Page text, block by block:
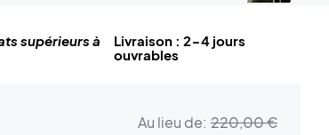
supérieurs à
Livraison : 2-4 jours
ouvrables
Au lieu de: 220,00 €